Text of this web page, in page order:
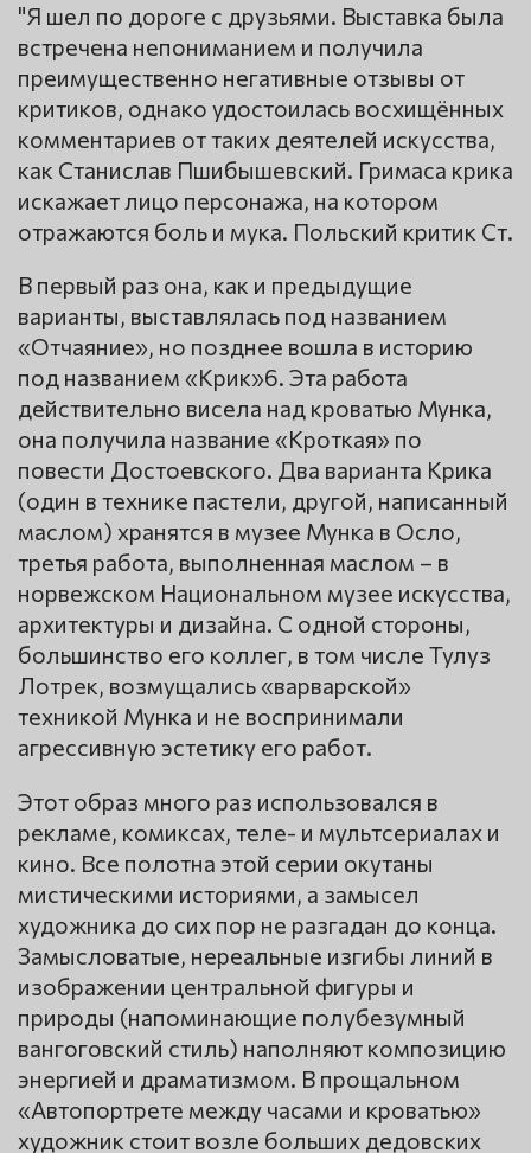
"Я шел по дороге с друзьями. Выставка была
встречена непониманием и получила
преимущественно негативные отзывы от
критиков, однако удостоилась восхищённых
комментариев от таких деятелей искусства,
как Станислав Пшибышевский. Гримаса крика
искажает лицо персонажа, на котором
отражаются боль и мука. Польский критик Ст.
В первый раз она, как и предыдущие
варианты, выставлялась под названием
«Отчаяние», но позднее вошла в историю
под названием «Крик»6. Эта работа
действительно висела над кроватью Мунка,
она получила название «Кроткая» по
повести Достоевского. Два варианта Крика
(один в технике пастели, другой, написанный
маслом) хранятся в музее Мунка в Осло,
третья работа, выполненная маслом – в
норвежском Национальном музее искусства,
архитектуры и дизайна. С одной стороны,
большинство его коллег, в том числе Тулуз
Лотрек, возмущались «варварской»
техникой Мунка и не воспринимали
агрессивную эстетику его работ.
Этот образ много раз использовался в
рекламе, комиксах, теле- и мультсериалах и
кино. Все полотна этой серии окутаны
мистическими историями, а замысел
художника до сих пор не разгадан до конца.
Замысловатые, нереальные изгибы линий в
изображении центральной фигуры и
природы (напоминающие полубезумный
вангоговский стиль) наполняют композицию
энергией и драматизмом. В прощальном
«Автопортрете между часами и кроватью»
художник стоит возле больших дедовских